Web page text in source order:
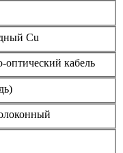
Cu
кабель